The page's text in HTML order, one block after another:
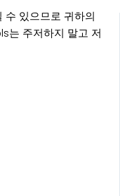
수 있으므로 귀하의
는 주저하지 말고 저